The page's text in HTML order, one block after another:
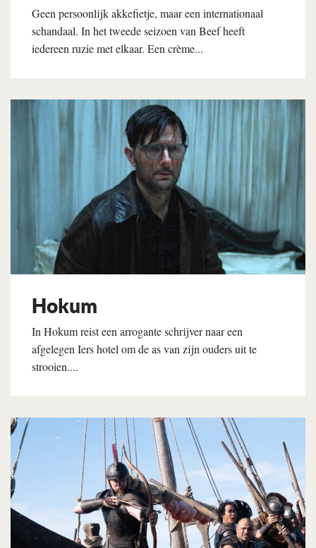
Geen persoonlijk akkefietje, maar een internationaal
schandaal. In het tweede seizoen van Beef heeft
iedereen ruzie met elkaar. Een crème...
Lees verder
Hokum
In Hokum reist een arrogante schrijver naar een
afgelegen Iers hotel om de as van zijn ouders uit te
strooien....
Lees verder